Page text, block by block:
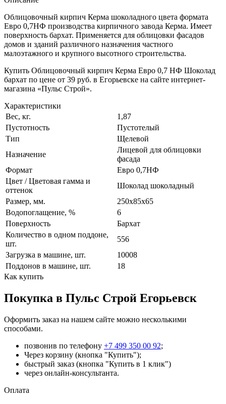
Облицовочный кирпич Керма шоколадного цвета формата
Евро 0,7НФ производства кирпичного завода Керма. Имеет
поверхность бархат. Применяется для облицовки фасадов
домов и зданий различного назначения частного
малоэтажного и крупного высотного строительства.
Купить Облицовочный кирпич Керма Евро 0,7 НФ Шоколад
бархат по цене от 39 руб. в Егорьевске на сайте интернет-
магазина «Пульс Строй».
Характеристики
Вес, кг.
1,87
Пустотность
Пустотелый
Тип
Щелевой
Назначение
Лицевой для облицовки
фасада
Формат
Евро 0,7НФ
Цвет / Цветовая гамма и
оттенок
Шоколад шоколадный
Размер, мм.
250х85х65
Водопоглащение, %
6
Поверхность
Бархат
Количество в одном поддоне,
шт.
556
Загрузка в машине, шт.
10008
Поддонов в машине, шт.
18
Как купить
Покупка в Пульс Строй Егорьевск
Оформить заказ на нашем сайте можно несколькими
способами.
позвонив по телефону +7 499 350 00 92;
Через корзину (кнопка "Купить");
быстрый заказ (кнопка "Купить в 1 клик")
через онлайн-консультанта.
Оплата